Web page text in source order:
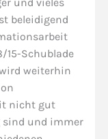
beleidigend
15-Schublade
weiterhin
nicht gut
sind und immer